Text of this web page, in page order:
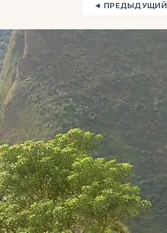
◄ ПРЕДЫДУЩИЙ